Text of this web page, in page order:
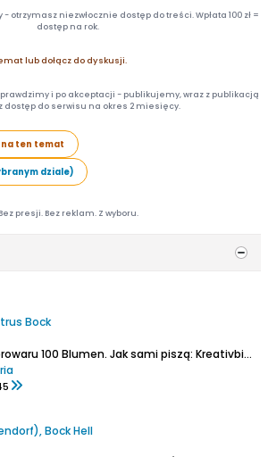
otrzymasz niezwłocznie dostęp do treści. Wpłata 100 zł =
dostęp na rok.
lub dołącz do dyskusji.
i po akceptacji - publikujemy, wraz z publikacją
dostęp do serwisu na okres 2 miesięcy.
na ten temat
dziale)
Bez presji. Bez reklam. Z wyboru.
Bock
Zitrus Bock z browaru 100 Blumen. Jak sami piszą: Kreativbier ze skórkami z cytrusów. 7,3% alkoholu, 16,6 st. Plato.
Bock Hell